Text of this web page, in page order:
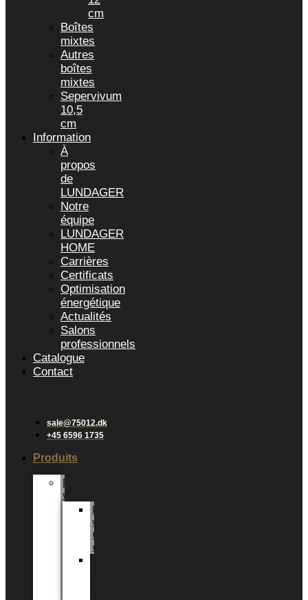
cm
Boîtes
mixtes
Autres
boîtes
mixtes
Sepervivum
10,5
cm
Information
À
propos
de
LUNDAGER
Notre
équipe
LUNDAGER
HOME
Carrières
Certificats
Optimisation
énergétique
Actualités
Salons
professionnels
Catalogue
Contact
sale@75012.dk
+45 6596 1735
Produits
Plantes
vertes
Plantes
vertes
6
cm